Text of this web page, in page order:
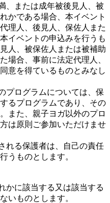
、または成年被後見人、被
かである場合、本イベント
理人、後見人、保佐人また
イベントの申込みを行うも
人、被保佐人または被補助
場合、事前に法定代理人、
意を得ているものとみなし
プログラムについては、保
るプログラムであり、その
また、親子ヨガ以外のプロ
は原則ご参加いただけませ
れる保護者は、自己の責任
うものとします。
かに該当する又は該当する
いものとします。